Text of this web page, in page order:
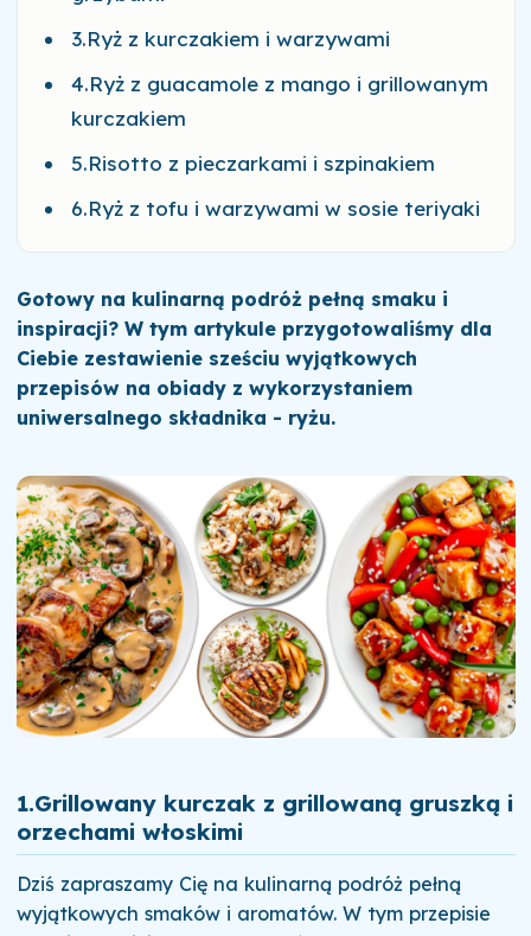
3.Ryż z kurczakiem i warzywami
4.Ryż z guacamole z mango i grillowanym
kurczakiem
5.Risotto z pieczarkami i szpinakiem
6.Ryż z tofu i warzywami w sosie teriyaki
Gotowy na kulinarną podróż pełną smaku i
inspiracji? W tym artykule przygotowaliśmy dla
Ciebie zestawienie sześciu wyjątkowych
przepisów na obiady z wykorzystaniem
uniwersalnego składnika - ryżu.
1.Grillowany kurczak z grillowaną gruszką i
orzechami włoskimi
Dziś zapraszamy Cię na kulinarną podróż pełną
wyjątkowych smaków i aromatów. W tym przepisie